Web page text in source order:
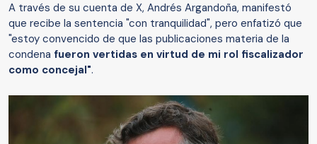
A través de su cuenta de X, Andrés Argandoña, manifestó
que recibe la sentencia "con tranquilidad", pero enfatizó que
"estoy convencido de que las publicaciones materia de la
condena fueron vertidas en virtud de mi rol fiscalizador
como concejal".